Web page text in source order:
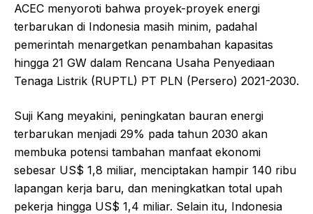
ACEC menyoroti bahwa proyek-proyek energi
terbarukan di Indonesia masih minim, padahal
pemerintah menargetkan penambahan kapasitas
hingga 21 GW dalam Rencana Usaha Penyediaan
Tenaga Listrik (RUPTL) PT PLN (Persero) 2021-2030.
Suji Kang meyakini, peningkatan bauran energi
terbarukan menjadi 29% pada tahun 2030 akan
membuka potensi tambahan manfaat ekonomi
sebesar US$ 1,8 miliar, menciptakan hampir 140 ribu
lapangan kerja baru, dan meningkatkan total upah
pekerja hingga US$ 1,4 miliar. Selain itu, Indonesia